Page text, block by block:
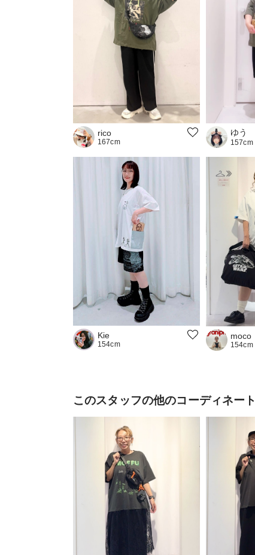
rico
167cm
ゆう
157cm
Kie
154cm
moco
154cm
このスタッフの他のコーディネート